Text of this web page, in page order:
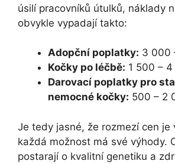
úsilí pracovníků útulků, náklady
obvykle vypadají takto:
Adopční poplatky: 3 000
Kočky po léčbě: 1 500 –
Darovací poplatky pro
nemocné kočky: 500 – 2
Je tedy jasné, že rozmezí cen je
každá možnost má své výhody.
postarají o kvalitní genetiku a